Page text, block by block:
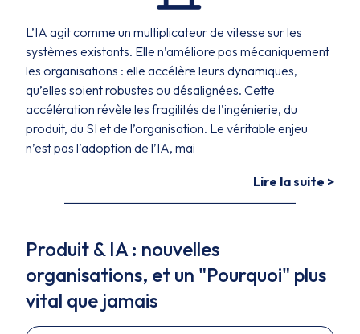
L’IA agit comme un multiplicateur de vitesse sur les
systèmes existants. Elle n’améliore pas mécaniquement
les organisations : elle accélère leurs dynamiques,
qu’elles soient robustes ou désalignées. Cette
accélération révèle les fragilités de l’ingénierie, du
produit, du SI et de l’organisation. Le véritable enjeu
n’est pas l’adoption de l’IA, mai
Lire la suite >
Produit & IA : nouvelles
organisations, et un "Pourquoi" plus
vital que jamais